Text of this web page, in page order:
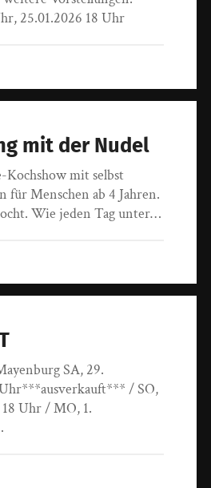
25.01.2026 18 Uhr
mit der Nudel
mit selbst
für Menschen ab 4 Jahren.
Wie jeden Tag unter…
SA, 29.
/ SO,
Uhr / MO, 1.